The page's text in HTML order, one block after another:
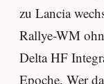
zu Lancia
Rallye-WM
Delta HF
Epoche. Wer